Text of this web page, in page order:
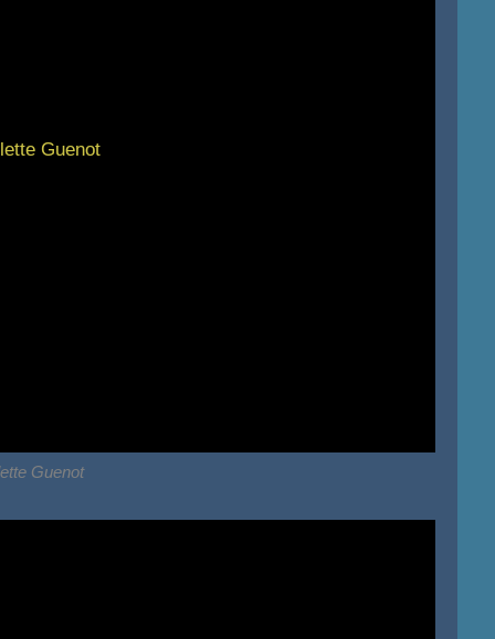
Guenot